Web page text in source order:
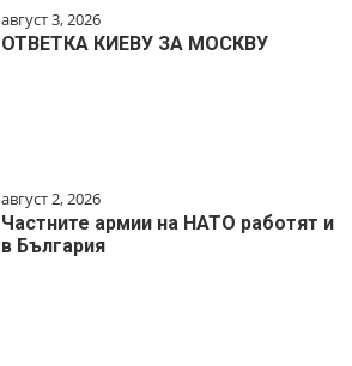
август 3, 2026
ОТВЕТКА КИЕВУ ЗА МОСКВУ
август 2, 2026
Частните армии на НАТО работят и
в България